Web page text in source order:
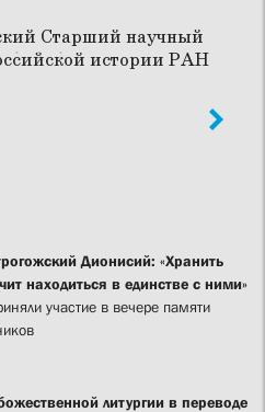
Дионисий: «Хранить
находиться в единстве с ними»
участие в вечере памяти
литургии в переводе